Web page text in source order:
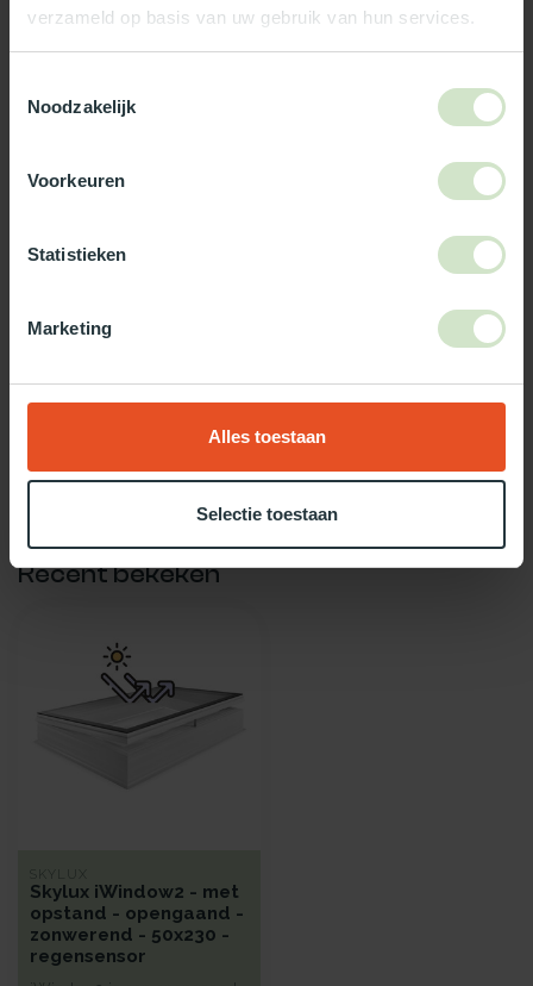
verzameld op basis van uw gebruik van hun services.
Noodzakelijk
Voorkeuren
Statistieken
Marketing
Alles toestaan
Selectie toestaan
Wat ons écht bijzonder maakt:
Gratis bezorging in Nederland, m.u.v. de Waddeneilanden
glas/zonwerend/
Twijfel je over welke daglicht oplossing het beste bij jou past?
Gebruik dan onze daglicht keuzehulp!
Recent bekeken
SKYLUX
Skylux iWindow2 - met
opstand - opengaand -
zonwerend - 50x230 -
regensensor